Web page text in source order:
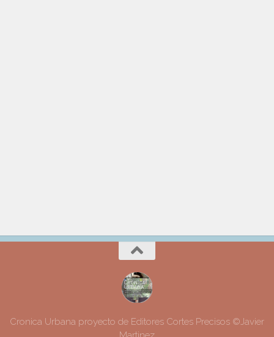
Cronica Urbana proyecto de Editores Cortes Precisos ©Javier